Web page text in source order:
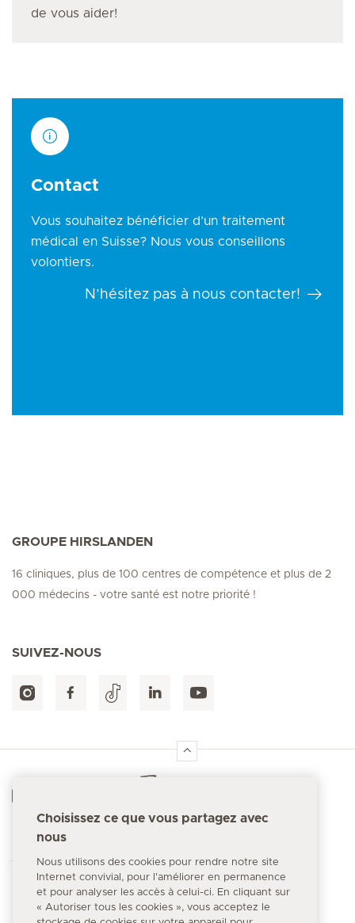
de vous aider!
Contact
Vous souhaitez bénéficier d’un traitement
médical en Suisse? Nous vous conseillons
volontiers.
N’hésitez pas à nous contacter!
GROUPE HIRSLANDEN
16 cliniques, plus de 100 centres de compétence et plus de 2
000 médecins - votre santé est notre priorité !
SUIVEZ-NOUS
Numéro d'urgence
144
Choisissez ce que vous partagez avec
nous
Nous utilisons des cookies pour rendre notre site
Internet convivial, pour l'améliorer en permanence
et pour analyser les accès à celui-ci. En cliquant sur
« Autoriser tous les cookies », vous acceptez le